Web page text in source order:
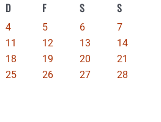
D F S S
4 5 6
7
11 12 13
14
18 19 20
21
25 26 27
28